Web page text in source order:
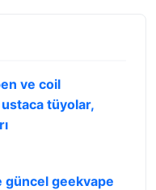
ve coil
tüyolar,
güncel geekvape